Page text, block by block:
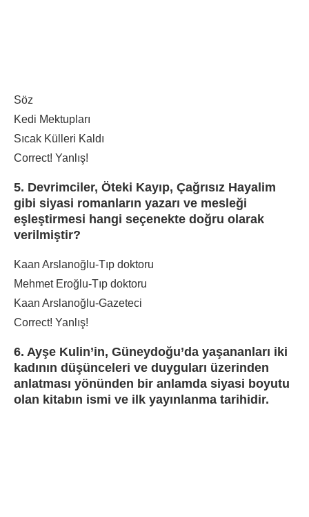
Söz
Kedi Mektupları
Sıcak Külleri Kaldı
Correct! Yanlış!
5. Devrimciler, Öteki Kayıp, Çağrısız Hayalim
gibi siyasi romanların yazarı ve mesleği
eşleştirmesi hangi seçenekte doğru olarak
verilmiştir?
Kaan Arslanoğlu-Tıp doktoru
Mehmet Eroğlu-Tıp doktoru
Kaan Arslanoğlu-Gazeteci
Correct! Yanlış!
6. Ayşe Kulin’in, Güneydoğu’da yaşananları iki
kadının düşünceleri ve duyguları üzerinden
anlatması yönünden bir anlamda siyasi boyutu
olan kitabın ismi ve ilk yayınlanma tarihidir.